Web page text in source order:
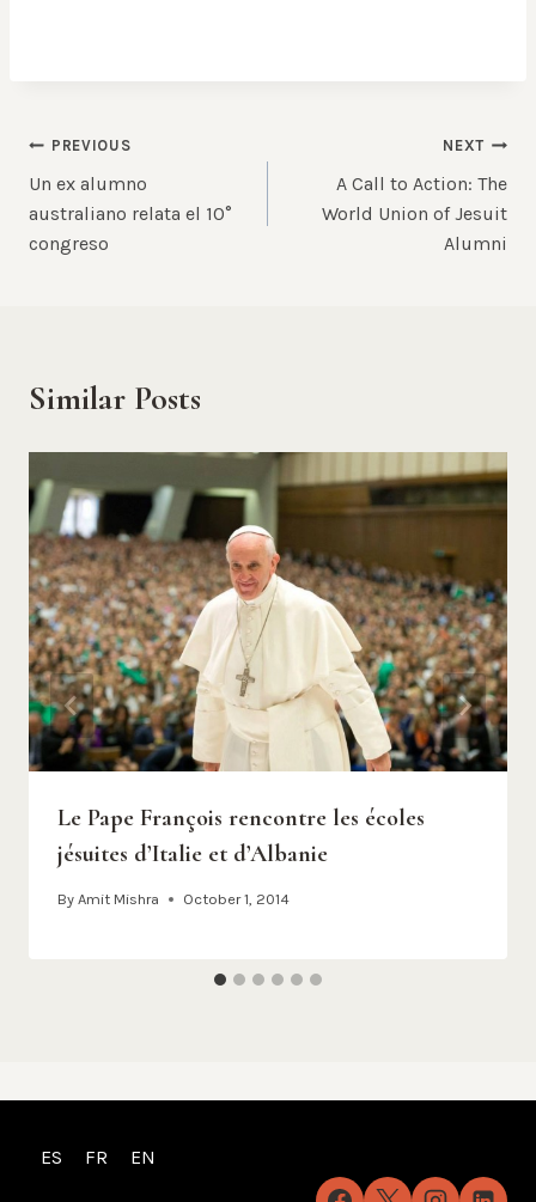
Post
navigation
PREVIOUS
Un ex alumno
australiano relata el 10°
congreso
NEXT
A Call to Action: The
World Union of Jesuit
Alumni
Similar Posts
Le Pape François rencontre les écoles
jésuites d’Italie et d’Albanie
By Amit Mishra October 1, 2014
ES FR EN